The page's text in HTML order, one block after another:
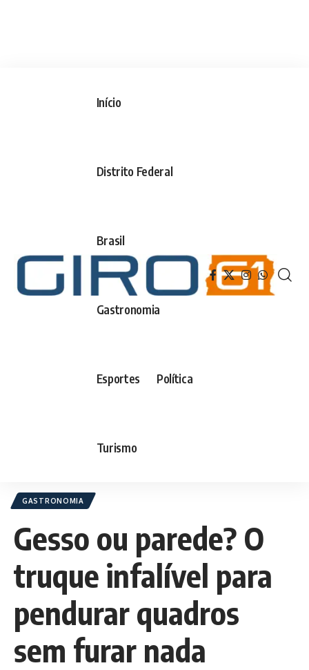
Início
Distrito Federal
Brasil
Gastronomia
Esportes Política
Turismo
GASTRONOMIA
Gesso ou parede? O
truque infalível para
pendurar quadros
sem furar nada